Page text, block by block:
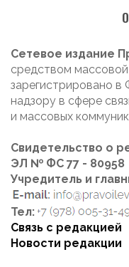
Сетевое издание
средством
зарегистрировано
надзору в сфере
и массовых
Свидетельство о
ЭЛ № ФС 77 - 80958
Учредитель и
Тел:
Связь с редакцией
Новости редакции